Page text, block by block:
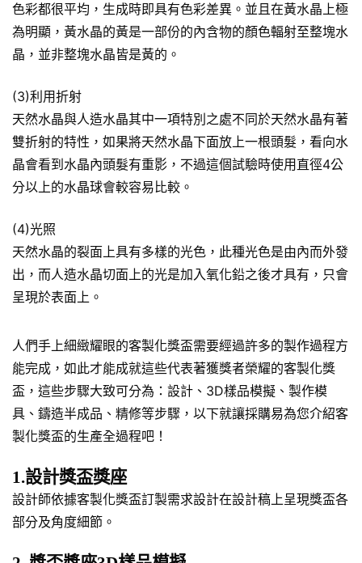
色彩都很平均，生成時即具有色彩差異。並且在黃水晶上極
為明顯，黃水晶的黃是一部份的內含物的顏色輻射至整塊水
晶，並非整塊水晶皆是黃的。
(3)利用折射
天然水晶與人造水晶其中一項特別之處不同於天然水晶有著
雙折射的特性，如果將天然水晶下面放上一根頭髮，看向水
晶會看到水晶內頭髮有重影，不過這個試驗時使用直徑4公
分以上的水晶球會較容易比較。
(4)光照
天然水晶的裂面上具有多樣的光色，此種光色是由內而外發
出，而人造水晶切面上的光是加入氧化鉛之後才具有，只會
呈現於表面上。
人們手上細緻耀眼的客製化獎盃需要經過許多的製作過程方
能完成，如此才能成就這些代表著獲獎者榮耀的客製化獎
盃，這些步驟大致可分為：設計、3D樣品模擬、製作模
具、鑄造半成品、精修等步驟，以下就讓採購易為您介紹客
製化獎盃的生產全過程吧！
1.設計獎盃獎座
設計師依據客製化獎盃訂製需求設計在設計稿上呈現獎盃各
部分及角度細節。